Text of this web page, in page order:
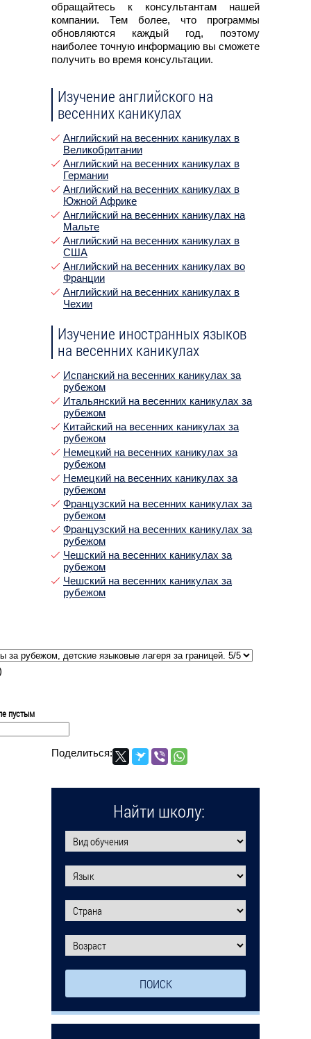
обращайтесь к консультантам нашей
компании. Тем более, что программы
обновляются каждый год, поэтому
наиболее точную информацию вы сможете
получить во время консультации.
Изучение английского на
весенних каникулах
Английский на весенних каникулах в
Великобритании
Английский на весенних каникулах в
Германии
Английский на весенних каникулах в
Южной Африке
Английский на весенних каникулах на
Мальте
Английский на весенних каникулах в
США
Английский на весенних каникулах во
Франции
Английский на весенних каникулах в
Чехии
Изучение иностранных языков
на весенних каникулах
Испанский на весенних каникулах за
рубежом
Итальянский на весенних каникулах за
рубежом
Китайский на весенних каникулах за
рубежом
Немецкий на весенних каникулах за
рубежом
Немецкий на весенних каникулах за
рубежом
Французский на весенних каникулах за
рубежом
Французский на весенних каникулах за
рубежом
Чешский на весенних каникулах за
рубежом
Чешский на весенних каникулах за
рубежом
пустым
Поделиться:
Найти школу: